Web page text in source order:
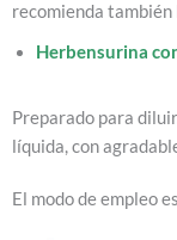
recomienda también
Herbensurina
Preparado para
líquida, con
El modo de empleo